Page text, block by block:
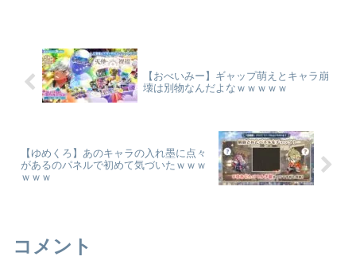
【おべいみー】ギャップ萌えとキャラ崩
壊は別物なんだよなｗｗｗｗｗ
【ゆめくろ】あのキャラの入れ墨に点々
があるのパネルで初めて気づいたｗｗｗ
ｗｗｗ
コメント